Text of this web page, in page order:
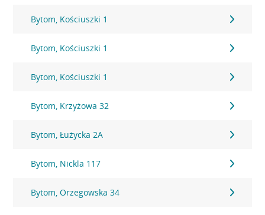
Bytom, Kościuszki 1
Bytom, Kościuszki 1
Bytom, Kościuszki 1
Bytom, Krzyżowa 32
Bytom, Łużycka 2A
Bytom, Nickla 117
Bytom, Orzegowska 34